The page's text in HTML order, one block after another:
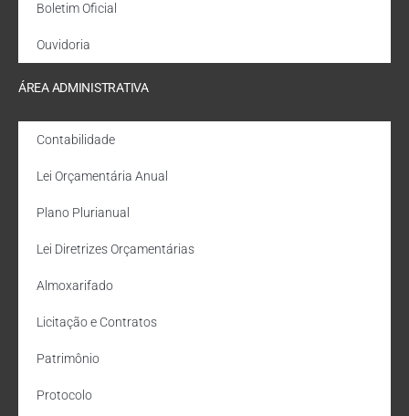
Boletim Oficial
Ouvidoria
ÁREA ADMINISTRATIVA
Contabilidade
Lei Orçamentária Anual
Plano Plurianual
Lei Diretrizes Orçamentárias
Almoxarifado
Licitação e Contratos
Patrimônio
Protocolo